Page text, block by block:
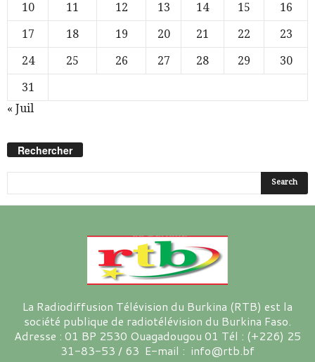
10
11 12 13 14 15
16
17
18 19 20 21 22
23
24
25 26 27 28 29
30
31
« Juil
Rechercher
La Radiodiffusion Télévision du Burkina (RTB) est la
société publique de radiotélévision du Burkina Faso.
Adresse : 01 BP 2530 Ouagadougou 01 Tél : (+226) 25
31-83-53 / 63 E-mail : info@rtb.bf